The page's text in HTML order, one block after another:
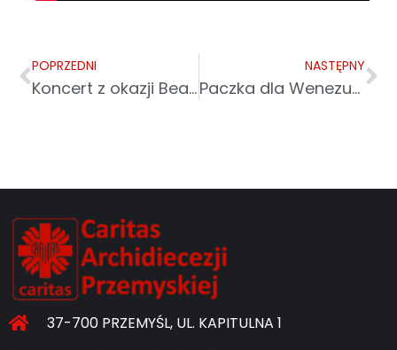
POPRZEDNI
Koncert z okazji Beatyfikacji Rodziny Ulmów
NASTĘPNY
Paczka dla Wenezueli od czterech lat ratuje przed głodem
37-700 PRZEMYŚL, UL. KAPITULNA 1